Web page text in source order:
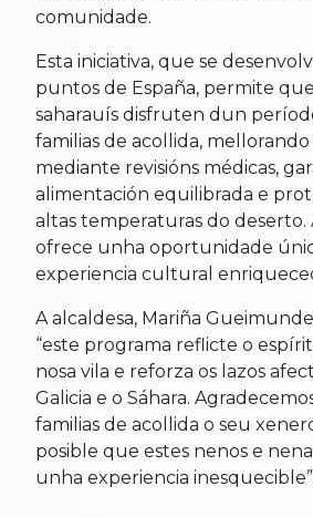
comunidade.
Esta iniciativa, que se
puntos de España, permite
saharauís disfruten dun
familias de acollida, mellorando
mediante revisións médicas,
alimentación equilibrada e
altas temperaturas do deserto.
ofrece unha oportunidade
experiencia cultural
A alcaldesa, Mariña
“este programa reflicte o
nosa vila e reforza os lazos
Galicia e o Sáhara.
familias de acollida o seu
posible que estes nenos e
unha experiencia